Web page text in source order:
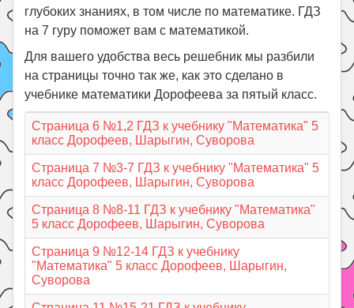
глубоких знаниях, в том числе по математике. ГДЗ
на 7 гуру поможет вам с математикой.
Для вашего удобства весь решебник мы разбили
на страницы точно так же, как это сделано в
учебнике математики Дорофеева за пятый класс.
Страница 6 №1,2 ГДЗ к учебнику "Математика" 5
класс Дорофеев, Шарыгин, Суворова
Страница 7 №3-7 ГДЗ к учебнику "Математика" 5
класс Дорофеев, Шарыгин, Суворова
Страница 8 №8-11 ГДЗ к учебнику "Математика"
5 класс Дорофеев, Шарыгин, Суворова
Страница 9 №12-14 ГДЗ к учебнику
"Математика" 5 класс Дорофеев, Шарыгин,
Суворова